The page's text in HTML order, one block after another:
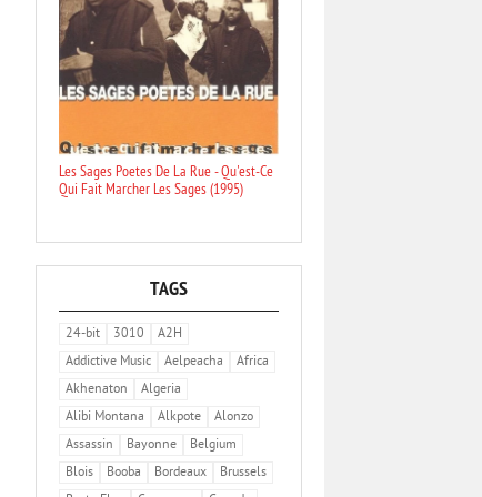
Les Sages Poetes De La Rue - Qu'est-Ce
Qui Fait Marcher Les Sages (1995)
TAGS
24-bit 3010
A2H
Addictive Music
Aelpeacha
Africa
Akhenaton
Algeria
Alibi Montana
Alkpote
Alonzo
Assassin
Bayonne
Belgium
Blois
Booba Bordeaux
Brussels